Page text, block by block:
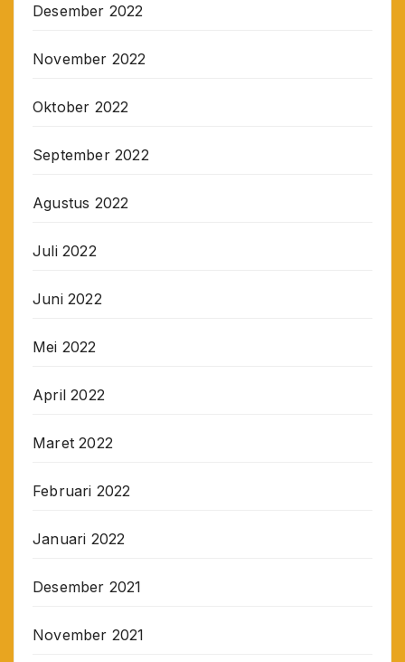
Desember 2022
November 2022
Oktober 2022
September 2022
Agustus 2022
Juli 2022
Juni 2022
Mei 2022
April 2022
Maret 2022
Februari 2022
Januari 2022
Desember 2021
November 2021